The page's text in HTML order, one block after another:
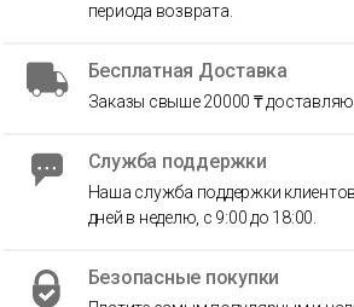
периода возврата.
Бесплатная Доставка
Заказы свыше 20000 ₸
Служба поддержки
Наша служба поддержки
дней в неделю, с 9:00 до 18:00.
Безопасные покупки